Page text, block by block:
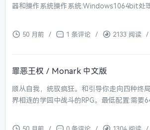
器和操作系统操作系统:Windows1064bit处
50 月前 / 1 条评论 / 2133 阅读 /
罪恶王权／Monark 中文版
顺从自我，统驭疯狂。和引导你走向四种终
界相连的学园中战斗的RPG。最低配置:需